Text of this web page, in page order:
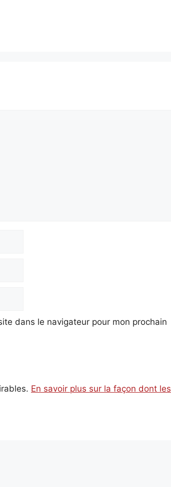
dans le navigateur pour mon prochain
En savoir plus sur la façon dont les